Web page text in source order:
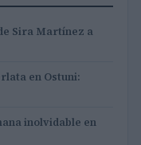
Sira Martínez a
en Ostuni:
inolvidable en